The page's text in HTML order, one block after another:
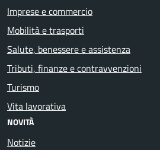
Imprese e commercio
Mobilità e trasporti
Salute, benessere e assistenza
Tributi, finanze e contravvenzioni
Turismo
Vita lavorativa
NOVITÀ
Notizie